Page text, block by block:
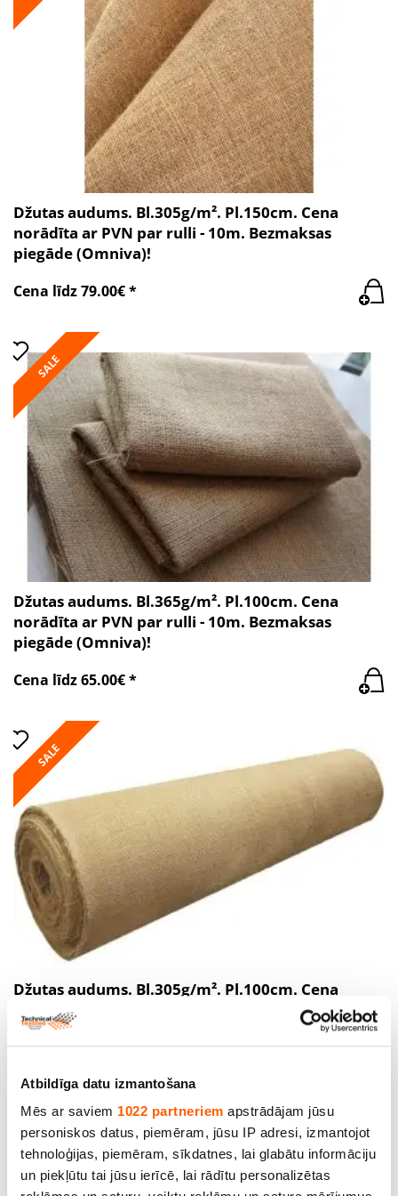
Atbildīga datu izmantošana
Mēs ar saviem 1022 partneriem apstrādājam jūsu
personiskos datus, piemēram, jūsu IP adresi, izmantojot
tehnoloģijas, piemēram, sīkdatnes, lai glabātu informāciju
un piekļūtu tai jūsu ierīcē, lai rādītu personalizētas
Džutas audums. Bl.305g/m². Pl.150cm. Cena
norādīta ar PVN par rulli - 10m. Bezmaksas
piegāde (Omniva)!
Cena līdz 79.00€ *
SALE
Džutas audums. Bl.365g/m². Pl.100cm. Cena
norādīta ar PVN par rulli - 10m. Bezmaksas
piegāde (Omniva)!
Cena līdz 65.00€ *
SALE
Džutas audums. Bl.305g/m². Pl.100cm. Cena
norādīta ar PVN par rulli - 50m. Bezmaksas
piegāde!
SALE